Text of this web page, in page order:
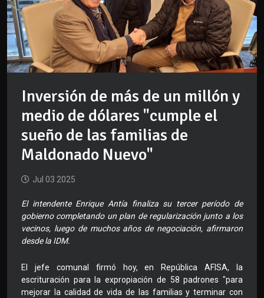
Inversión de más de un millón y
medio de dólares "cumple el
sueño de las familias de
Maldonado Nuevo"
Jul 03 2025
El intendente Enrique Antía finaliza su tercer período de
gobierno completando un plan de regularización junto a los
vecinos, luego de muchos años de negociación, afirmaron
desde la IDM.
El jefe comunal firmó hoy, en República AFISA, la
escrituración para la expropiación de 58 padrones "para
mejorar la calidad de vida de las familias y terminar con